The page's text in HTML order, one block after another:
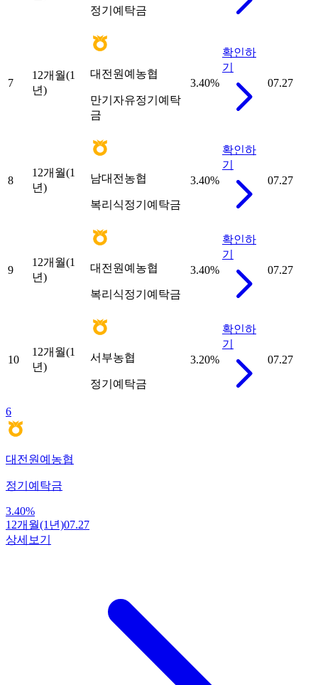
정기예탁금
7
12개월(1
년)
대전원예농협
만기자유정기예탁
금
3.40%
확인하
기
07.27
8
12개월(1
년)
남대전농협
복리식정기예탁금
3.40%
확인하
기
07.27
9
12개월(1
년)
대전원예농협
복리식정기예탁금
3.40%
확인하
기
07.27
10
12개월(1
년)
서부농협
정기예탁금
3.20%
확인하
기
07.27
6
대전원예농협
정기예탁금
3.40%
12개월(1년)07.27
상세보기